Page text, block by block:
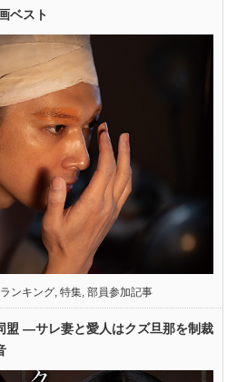
ベスト
ランキング 特集 部員参加記事
盟 —サレ妻と愛人はクズ旦那を制裁